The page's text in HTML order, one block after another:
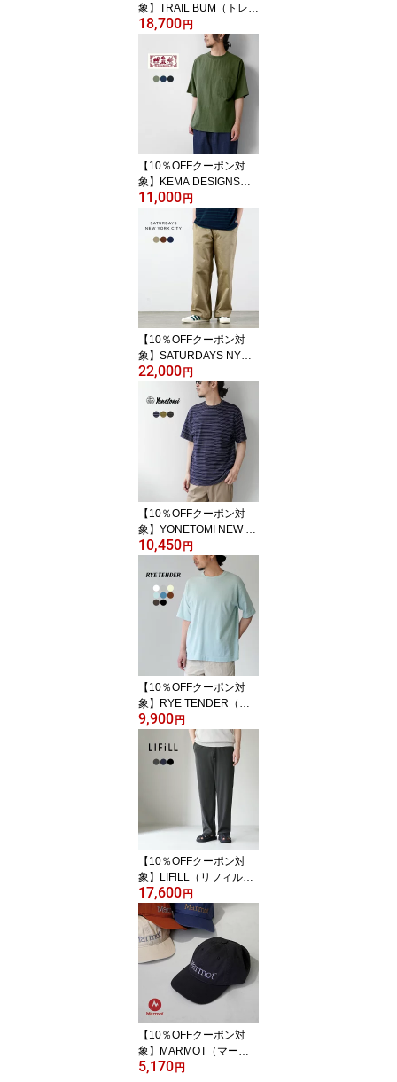
象】TRAIL BUM（トレイ
ルバム） ビッグタートル
ウルトラ200X デイハイ
クバックパック / アウト
ドア ザック リュック 大
容量 耐摩耗 耐衝撃 耐水
メンズ BIG TURTLE ULT
18,700 円
【10％OFFクーポン対
象】KEMA DESIGNS
（ケマデザインズ） ヘン
プ/オーガニックコットン
布帛ポケットTシャツ 綿
麻 / 半袖 メンズ 無地
11,000 円
【10％OFFクーポン対
象】SATURDAYS NYC
（サタデーズ ニューヨー
クシティ） ロス ワイド
チノ パンツ / メンズ
22,000 円
【10％OFFクーポン対
象】YONETOMI NEW B
ASIC（ヨネトミニューベ
ーシック） ガーメントダ
イ ボーダー ショートス
リーブTシャツ 日本製 /
メンズ 半袖 ニット
10,450 円
【10％OFFクーポン対
象】RYE TENDER（ラ
イテンダー） センターテ
ィー ソリッド ニットTシ
ャツ / メンズ サマーニッ
ト コットン 半袖 無地
9,900 円
【10％OFFクーポン対
象】LIFiLL（リフィル）
コットニー リラックスパ
ンツ 日本製 / メンズ イー
ジーパンツ
17,600 円
【10％OFFクーポン対
象】MARMOT（マーモ
ット） ビッグロゴ キャ
5,170 円